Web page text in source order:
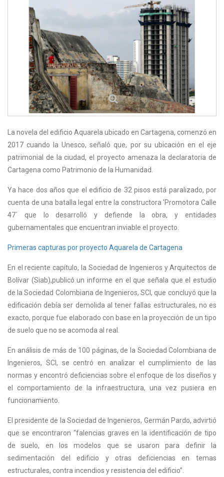
La novela del edificio Aquarela ubicado en Cartagena, comenzó en
2017 cuando la Unesco, señaló que, por su ubicación en el eje
patrimonial de la ciudad, el proyecto amenaza la declaratoria de
Cartagena como Patrimonio de la Humanidad.
Ya hace dos años que el edificio de 32 pisos está paralizado, por
cuenta de una batalla legal entre la constructora 'Promotora Calle
47´ que lo desarrolló y defiende la obra, y entidades
gubernamentales que encuentran inviable el proyecto.
Primeras capturas por proyecto Aquarela de Cartagena
En el reciente capítulo, la Sociedad de Ingenieros y Arquitectos de
Bolívar (Siab),publicó un informe en el que señala que el estudio
de la Sociedad Colombiana de Ingenieros, SCI, que concluyó que la
edificación debía ser demolida al tener fallas estructurales, no es
exacto, porque fue elaborado con base en la proyección de un tipo
de suelo que no se acomoda al real.
En análisis de más de 100 páginas, de la Sociedad Colombiana de
Ingenieros, SCI, se centró en analizar el cumplimiento de las
normas y encontró deficiencias sobre el enfoque de los diseños y
el comportamiento de la infraestructura, una vez pusiera en
funcionamiento.
El presidente de la Sociedad de Ingenieros, Germán Pardo, advirtió
que se encontraron “falencias graves en la identificación de tipo
de suelo, en los modelos que se usaron para definir la
sedimentación del edificio y otras deficiencias en temas
estructurales, contra incendios y resistencia del edificio”.